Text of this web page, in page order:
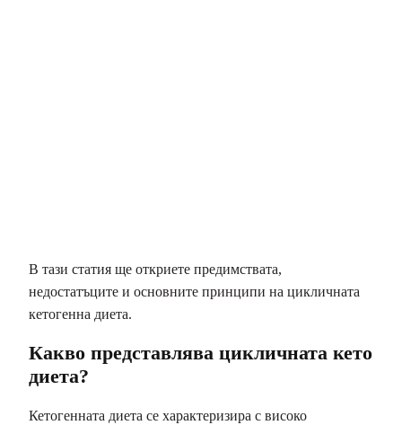
В тази статия ще откриете предимствата,
недостатъците и основните принципи на цикличната
кетогенна диета.
Какво представлява цикличната кето
диета?
Кетогенната диета се характеризира с високо